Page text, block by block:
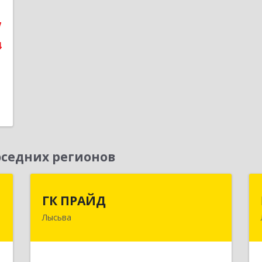
регионов
ГК ПРАЙД
Лысьва618909, Пермский край, Лысьва г,